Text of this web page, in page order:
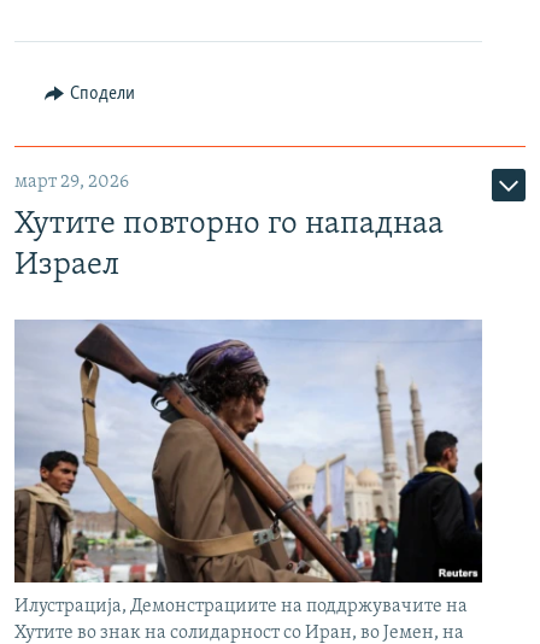
Сподели
март 29, 2026
Хутите повторно го нападнаа
Израел
Илустрација, Демонстрациите на поддржувачите на
Хутите во знак на солидарност со Иран, во Јемен, на